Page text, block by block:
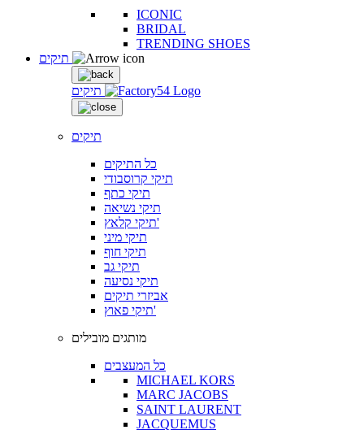
ICONIC
BRIDAL
TRENDING SHOES
תיקים
תיקים
כל התיקים
תיקי קרוסבודי
תיקי כתף
תיקי נשיאה
תיקי קלאץ'
תיקי מיני
תיקי חוף
תיקי גב
תיקי נסיעה
אביזרי תיקים
תיקי פאוץ'
מותגים מובילים
כל המעצבים
MICHAEL KORS
MARC JACOBS
SAINT LAURENT
JACQUEMUS